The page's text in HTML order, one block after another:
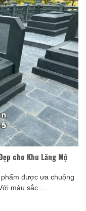
cho Khu Lăng Mộ
được ưa chuộng
màu sắc ...